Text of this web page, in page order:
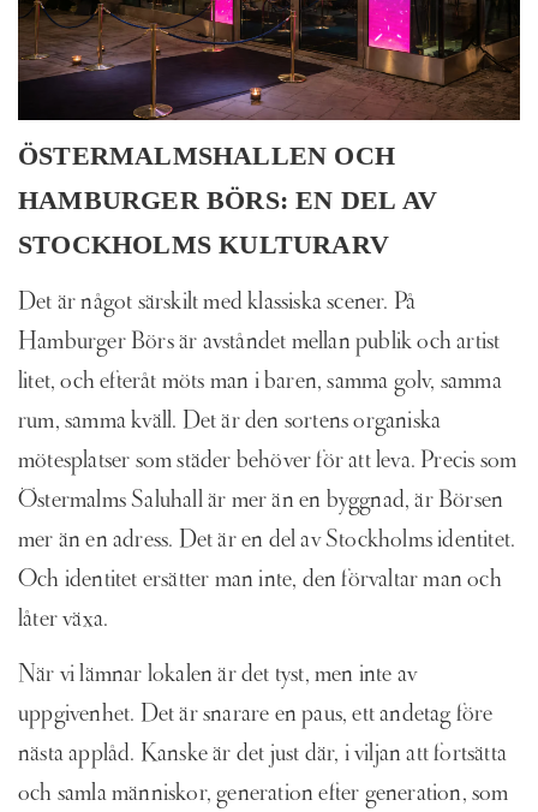
ÖSTERMALMSHALLEN OCH
HAMBURGER BÖRS: EN DEL AV
STOCKHOLMS KULTURARV
Det är något särskilt med klassiska scener. På
Hamburger Börs är avståndet mellan publik och artist
litet, och efteråt möts man i baren, samma golv, samma
rum, samma kväll. Det är den sortens organiska
mötesplatser som städer behöver för att leva. Precis som
Östermalms Saluhall är mer än en byggnad, är Börsen
mer än en adress. Det är en del av Stockholms identitet.
Och identitet ersätter man inte, den förvaltar man och
låter växa.
När vi lämnar lokalen är det tyst, men inte av
uppgivenhet. Det är snarare en paus, ett andetag före
nästa applåd. Kanske är det just där, i viljan att fortsätta
och samla människor, generation efter generation, som